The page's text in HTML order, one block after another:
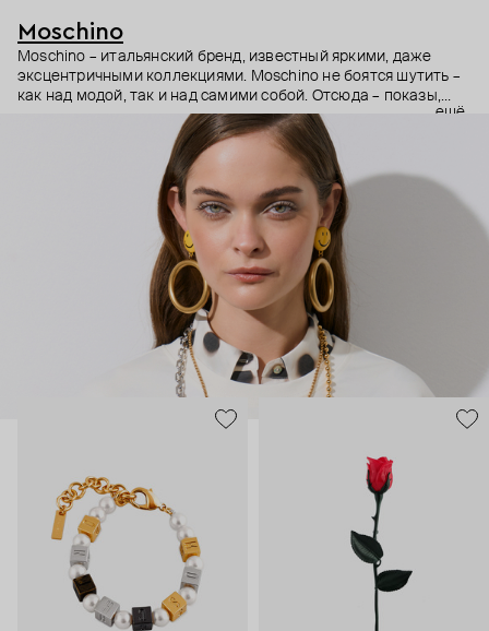
Moschino
Moschino – итальянский бренд, известный яркими, даже
эксцентричными коллекциями. Moschino не боятся шутить –
как над модой, так и над самими собой. Отсюда – показы,
мгновенно становящиеся главными событиями, вирусные
выходы селебрити (помните Кэти Перри в платье-люстре на
бале Института костюма Met Gala в 2019 году?) и
коллаборации с самыми неожиданными кандидатами, от
«Улицы Сезам» до The Sims. Украшения бренда –
гипертрофированно праздничные, практически
нарисованные: с кристаллами размером с ладонь и будто бы
расплавленными сердцами.
ещё